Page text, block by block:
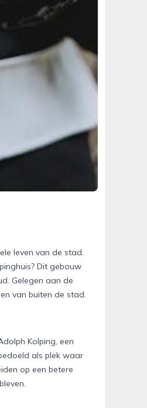
leven van de stad.
Dit gebouw
Gelegen aan de
van buiten de stad.
Kolping, een
als plek waar
op een betere